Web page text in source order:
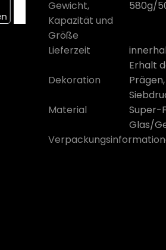
Gewicht,
Kapazität und
Größe
580g/
Lieferzeit
Erhalt
Dekoration
Material
Super-
Glas/